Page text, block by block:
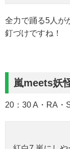
全力で踊る5人が
釘づけですね！
嵐meets妖
20：30 A・RA・